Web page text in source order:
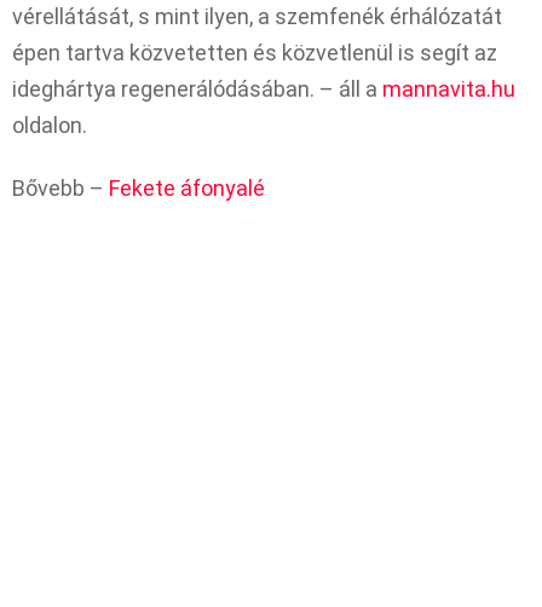
vérellátását, s mint ilyen, a szemfenék érhálózatát
épen tartva közvetetten és közvetlenül is segít az
ideghártya regenerálódásában. – áll a mannavita.hu
oldalon.
Bővebb – Fekete áfonyalé